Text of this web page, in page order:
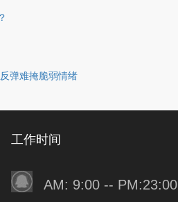
弹难掩脆弱情绪
工作时间
AM: 9:00 -- PM:23:00